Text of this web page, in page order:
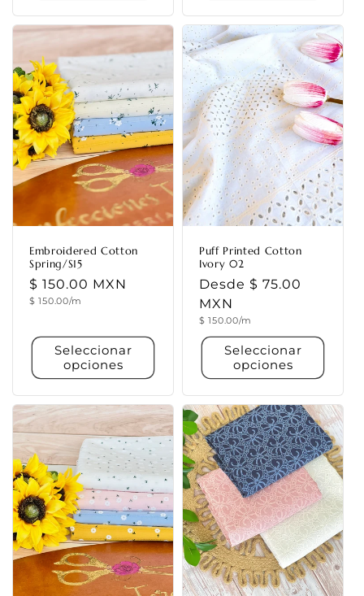
Embroidered Cotton
Spring/S15
Precio
habitual
$ 150.00 MXN
Precio
$ 150.00/m
Seleccionar
opciones
Puff Printed Cotton
Ivory 02
Precio
habitual
Desde $ 75.00
MXN
Precio
$ 150.00/m
Seleccionar
opciones